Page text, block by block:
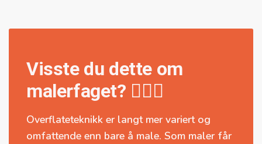
Visste du dette om
malerfaget? 💁🏼‍♂️
Overflateteknikk er langt mer variert og
omfattende enn bare å male. Som maler får